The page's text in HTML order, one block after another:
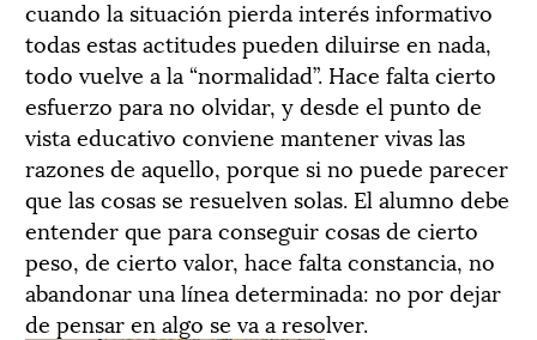
cuando la situación pierda interés informativo
todas estas actitudes pueden diluirse en nada,
todo vuelve a la “normalidad”. Hace falta cierto
esfuerzo para no olvidar, y desde el punto de
vista educativo conviene mantener vivas las
razones de aquello, porque si no puede parecer
que las cosas se resuelven solas. El alumno debe
entender que para conseguir cosas de cierto
peso, de cierto valor, hace falta constancia, no
abandonar una línea determinada: no por dejar
de pensar en algo se va a resolver.